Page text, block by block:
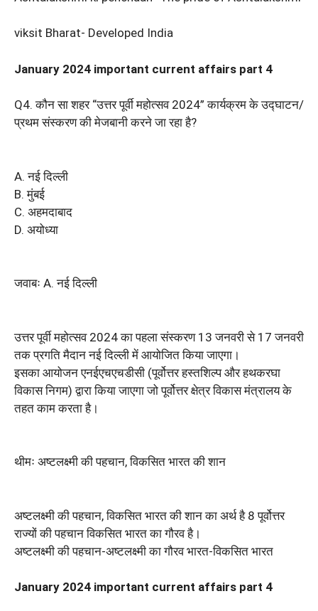
viksit Bharat- Developed India
January 2024 important current affairs part 4
Q4. कौन सा शहर “उत्तर पूर्वी महोत्सव 2024” कार्यक्रम के उद्घाटन/
प्रथम संस्करण की मेजबानी करने जा रहा है?
A. नई दिल्ली
B. मुंबई
C. अहमदाबाद
D. अयोध्या
जवाबः A. नई दिल्ली
उत्तर पूर्वी महोत्सव 2024 का पहला संस्करण 13 जनवरी से 17 जनवरी
तक प्रगति मैदान नई दिल्ली में आयोजित किया जाएगा।
इसका आयोजन एनईएचएचडीसी (पूर्वोत्तर हस्तशिल्प और हथकरघा
विकास निगम) द्वारा किया जाएगा जो पूर्वोत्तर क्षेत्र विकास मंत्रालय के
तहत काम करता है।
थीमः अष्टलक्ष्मी की पहचान, विकसित भारत की शान
अष्टलक्ष्मी की पहचान, विकसित भारत की शान का अर्थ है 8 पूर्वोत्तर
राज्यों की पहचान विकसित भारत का गौरव है।
अष्टलक्ष्मी की पहचान-अष्टलक्ष्मी का गौरव भारत-विकसित भारत
January 2024 important current affairs part 4